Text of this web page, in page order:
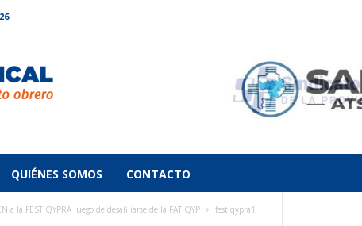
QUIÉNES SOMOS CONTACTO
la FESTIQYPRA luego de desafiliarse de la FATIQYP festiqypra1